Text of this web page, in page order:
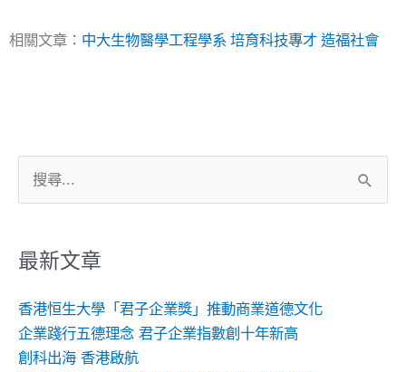
相關文章： 中大生物醫學工程學系 培育科技專才 造福社會
尋
鍵
最新文章
香港恒生大學「君子企業獎」推動商業道德文化
企業踐行五德理念 君子企業指數創十年新高
創科出海 香港啟航